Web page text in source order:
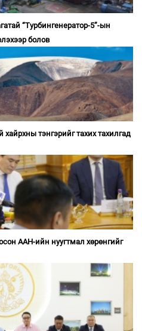
“Турбингенератор-5”-ын
болов
тэнгэрийг тахих тахилгад
ААН-ийн нуугтмал хөрөнгийг